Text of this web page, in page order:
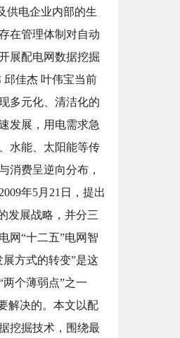
供电企业内部的生
在管理体制对自动
展配电网数据挖掘
邱佳杰 叶伟宝当前
多元化、清洁化的
发展，用电需求急
水能、太阳能等传
消费呈逆向分布，
年5月21日，提出
发展战略，并分三
网“十二五”电网智
方式的转变”是这
个薄弱点”之一
解决的。本文以配
挖掘技术，围绕最